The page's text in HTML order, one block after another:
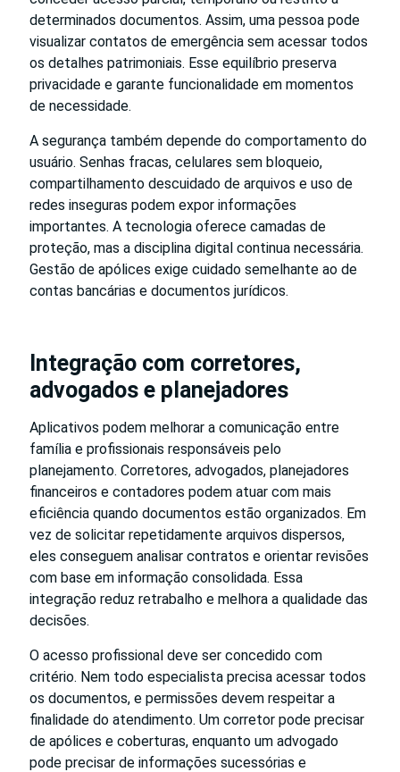
determinados documentos. Assim, uma pessoa pode
visualizar contatos de emergência sem acessar todos
os detalhes patrimoniais. Esse equilíbrio preserva
privacidade e garante funcionalidade em momentos
de necessidade.
A segurança também depende do comportamento do
usuário. Senhas fracas, celulares sem bloqueio,
compartilhamento descuidado de arquivos e uso de
redes inseguras podem expor informações
importantes. A tecnologia oferece camadas de
proteção, mas a disciplina digital continua necessária.
Gestão de apólices exige cuidado semelhante ao de
contas bancárias e documentos jurídicos.
Integração com corretores,
advogados e planejadores
Aplicativos podem melhorar a comunicação entre
família e profissionais responsáveis pelo
planejamento. Corretores, advogados, planejadores
financeiros e contadores podem atuar com mais
eficiência quando documentos estão organizados. Em
vez de solicitar repetidamente arquivos dispersos,
eles conseguem analisar contratos e orientar revisões
com base em informação consolidada. Essa
integração reduz retrabalho e melhora a qualidade das
decisões.
O acesso profissional deve ser concedido com
critério. Nem todo especialista precisa acessar todos
os documentos, e permissões devem respeitar a
finalidade do atendimento. Um corretor pode precisar
de apólices e coberturas, enquanto um advogado
pode precisar de informações sucessórias e